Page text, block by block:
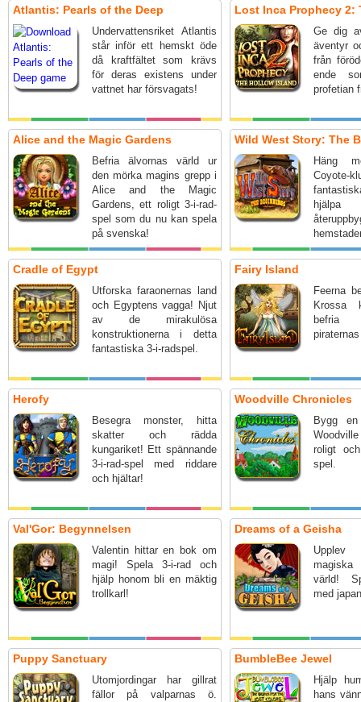
Atlantis: Pearls of the Deep
Undervattensriket Atlantis
står inför ett hemskt öde
då kraftfältet som krävs
för deras existens under
vattnet har försvagats!
Lost Inca Prophecy 2:
Ge dig
äventyr
från
ende
profetian
Alice and the Magic Gardens
Befria älvornas värld ur
den mörka magins grepp i
Alice and the Magic
Gardens, ett roligt 3-i-rad-
spel som du nu kan spela
på svenska!
Wild West Story: The
Häng
Coyote-
spel.
Cradle of Egypt
Utforska faraonernas land
och Egyptens vagga! Njut
av de mirakulösa
konstruktionerna i detta
fantastiska 3-i-radspel.
Fairy Island
Feerna
Krossa
befria
Herofy
Besegra monster, hitta
skatter och rädda
kungariket! Ett spännande
3-i-rad-spel med riddare
och hjältar!
Woodville Chronicles
Bygg
roligt
spel.
Val'Gor: Begynnelsen
Valentin hittar en bok om
magi! Spela 3-i-rad och
hjälp honom bli en mäktig
trollkarl!
Dreams of a Geisha
magiska
värld!
med
Puppy Sanctuary
Utomjordingar har gillrat
fällor på valparnas ö.
BumbleBee Jewel
Hjälp
hans